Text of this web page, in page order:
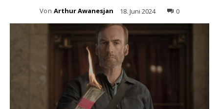
Von Arthur Awanesjan 18. Juni 2024 0